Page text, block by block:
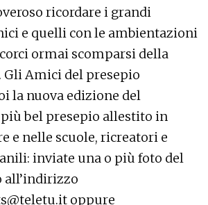
ricordare i grandi
e quelli con le ambientazioni
ormai scomparsi della
Gli Amici del presepio
la nuova edizione del
bel presepio allestito in
e nelle scuole, ricreatori e
inviate una o più foto del
all’indirizzo
oppure